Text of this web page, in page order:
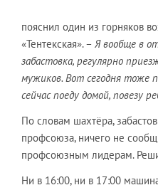
пояснил один из горняков
«Тентекская». – Я вообще в
забастовка, регулярно
мужиков. Вот сегодня тоже
сейчас поеду домой, повезу
По словам шахтёра,
профсоюза, ничего не
профсоюзным лидерам.
Ни в 16:00, ни в 17:00